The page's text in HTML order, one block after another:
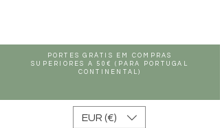
PORTES GRÁTIS EM COMPRAS
SUPERIORES A 50€ (PARA PORTUGAL
CONTINENTAL)
EUR (€)